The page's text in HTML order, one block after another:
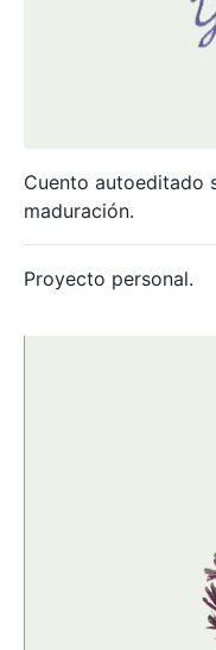
Cuento autoeditado
maduración.
Proyecto personal.